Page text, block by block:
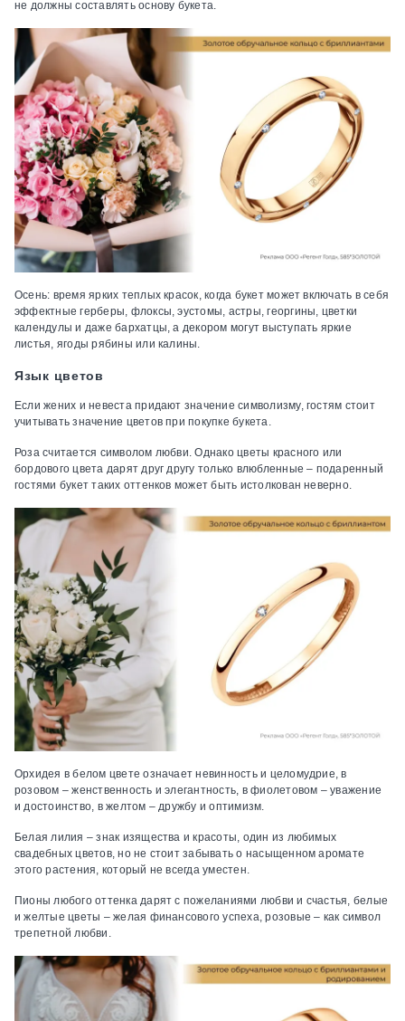
не должны составлять основу букета.
Осень: время ярких теплых красок, когда букет может включать в себя
эффектные герберы, флоксы, эустомы, астры, георгины, цветки
календулы и даже бархатцы, а декором могут выступать яркие
листья, ягоды рябины или калины.
Язык цветов
Если жених и невеста придают значение символизму, гостям стоит
учитывать значение цветов при покупке букета.
Роза считается символом любви. Однако цветы красного или
бордового цвета дарят друг другу только влюбленные – подаренный
гостями букет таких оттенков может быть истолкован неверно.
Орхидея в белом цвете означает невинность и целомудрие, в
розовом – женственность и элегантность, в фиолетовом – уважение
и достоинство, в желтом – дружбу и оптимизм.
Белая лилия – знак изящества и красоты, один из любимых
свадебных цветов, но не стоит забывать о насыщенном аромате
этого растения, который не всегда уместен.
Пионы любого оттенка дарят с пожеланиями любви и счастья, белые
и желтые цветы – желая финансового успеха, розовые – как символ
трепетной любви.